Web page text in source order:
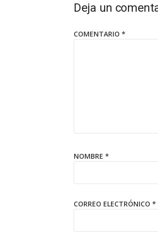
Deja un
COMENTARIO *
NOMBRE *
CORREO ELECTRÓNICO *